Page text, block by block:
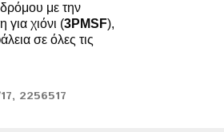
με την
για χιόνι (3PMSF),
σε όλες τις
, 2256517